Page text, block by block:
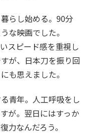
らし始める。90分
な映画でした。
スピード感を重視し
が、日本刀を振り回
も思えました。
青年。人工呼吸をし
が。翌日にはすっか
力なんだろう。